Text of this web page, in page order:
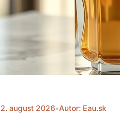
2. august 2026•Autor: Eau.sk